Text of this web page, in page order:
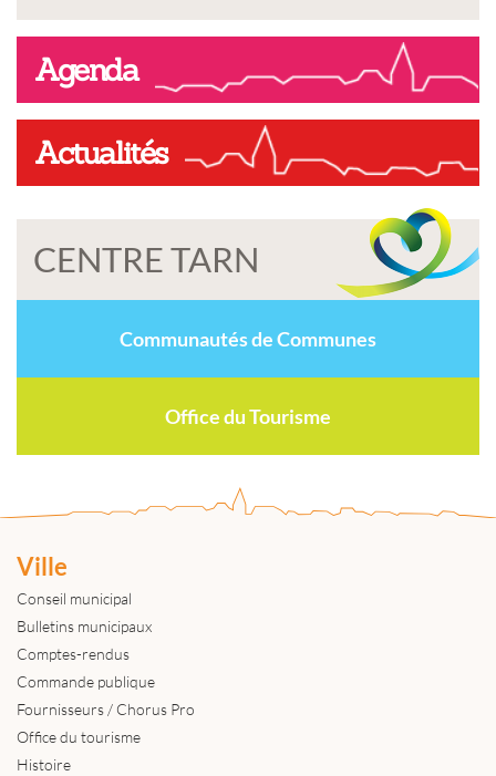
Agenda
Actualités
CENTRE TARN
Communautés de Communes
Office du Tourisme
Ville
Conseil municipal
Bulletins municipaux
Comptes-rendus
Commande publique
Fournisseurs / Chorus Pro
Office du tourisme
Histoire